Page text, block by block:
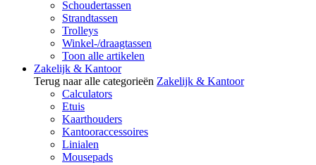
Schoudertassen
Strandtassen
Trolleys
Winkel-/draagtassen
Toon alle artikelen
Zakelijk & Kantoor
Terug naar alle categorieën Zakelijk & Kantoor
Calculators
Etuis
Kaarthouders
Kantooraccessoires
Linialen
Mousepads